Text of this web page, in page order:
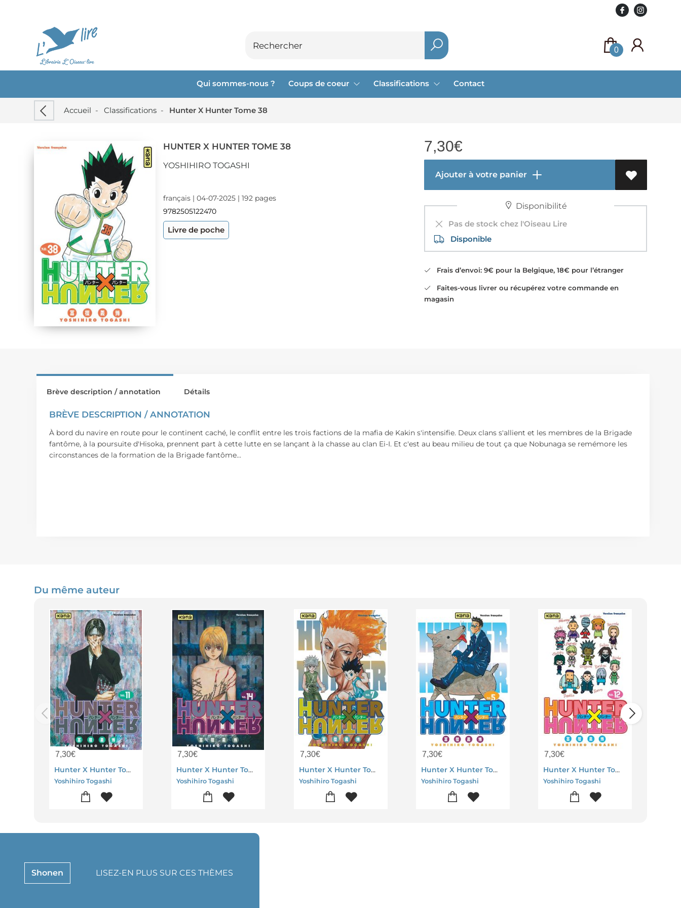
0
Qui sommes-nous ? Coups de coeur Classifications Contact
Accueil - Classifications - Hunter X Hunter Tome 38
HUNTER X HUNTER TOME 38
YOSHIHIRO TOGASHI
français | 04-07-2025 | 192 pages
9782505122470
Livre de poche
7,30€
Ajouter à votre panier
Disponibilité
Pas de stock chez l'Oiseau Lire
Disponible
Frais d’envoi: 9€ pour la Belgique, 18€ pour l’étranger
Faites-vous livrer ou récupérez votre commande en
magasin
Brève description / annotation
BRÈVE DESCRIPTION / ANNOTATION
À bord du navire en route pour le continent caché, le conflit entre les trois factions de la mafia de Kakin s'intensifie. Deux clans s'allient et les membres de la Brigade
fantôme, à la poursuite d'Hisoka, prennent part à cette lutte en se lançant à la chasse au clan Ei-I. Et c'est au beau milieu de tout ça que Nobunaga se remémore les
circonstances de la formation de la Brigade fantôme...
Détails
Du même auteur
7,30€
Hunter X Hunter Tome 11
Yoshihiro Togashi
7,30€
Hunter X Hunter Tome 14
Yoshihiro Togashi
7,30€
Hunter X Hunter Tome 7
Yoshihiro Togashi
7,30€
Hunter X Hunter Tome 5
Yoshihiro Togashi
7,30€
Hunter X Hunter Tome 12
Yoshihiro Togashi
Shonen LISEZ-EN PLUS SUR CES THÈMES